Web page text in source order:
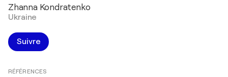
Zhanna Kondratenko
Ukraine
Suivre
RÉFÉRENCES